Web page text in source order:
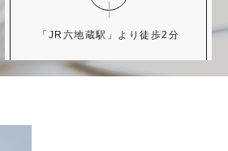
「JR六地蔵駅」より徒歩2分